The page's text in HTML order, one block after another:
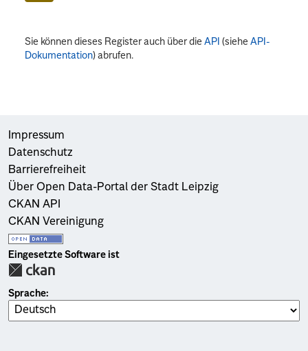
Sie können dieses Register auch über dieAPI (sieheAPI-
Dokumentation) abrufen.
Impressum
Datenschutz
Barrierefreiheit
Über Open Data-Portal der Stadt Leipzig
CKAN API
CKAN Vereinigung
Eingesetzte Software ist
Sprache